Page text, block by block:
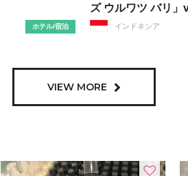
ホテル/宿泊
ズ ウルワツ バリ」
インドネシア
VIEW MORE